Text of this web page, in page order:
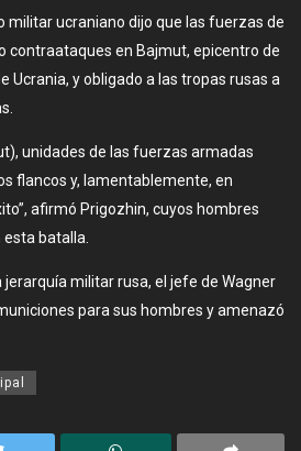
militar ucraniano dijo que las fuerzas de
contraataques en Bajmut, epicentro de
Ucrania, y obligado a las tropas rusas a
unidades de las fuerzas armadas
flancos y, lamentablemente, en
afirmó Prigozhin, cuyos hombres
batalla.
jerarquía militar rusa, el jefe de Wagner
para sus hombres y amenazó